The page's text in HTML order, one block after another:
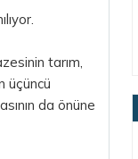
tarım,
üçüncü
da önüne